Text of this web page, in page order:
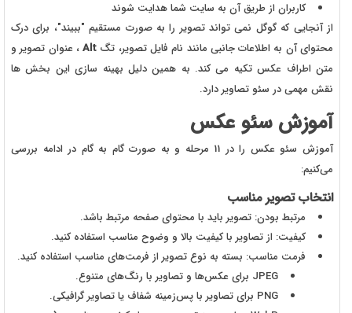
کاربران از طریق آن به سایت شما هدایت شوند
از آنجایی که گوگل نمی تواند تصویر را به صورت مستقیم "ببیند"، برای درک
محتوای آن به اطلاعات جانبی مانند نام فایل تصویر، تگ Alt ، عنوان تصویرو
متن اطراف عکس تکیه می کند. به همین دلیل بهینه سازی این بخش ها
نقش مهمی در سئو تصاویر دارد.
آموزش سئو عکس
آموزش سئو عکس را در 11 مرحله و به صورت گام به گام در ادامه بررسی
می‌کنیم:
انتخاب تصویر مناسب
مرتبط بودن: تصویر باید با محتوای صفحه مرتبط باشد.
کیفیت: از تصاویر با کیفیت بالا و وضوح مناسب استفاده کنید.
فرمت مناسب: بسته به نوع تصویر از فرمت‌های مناسب استفاده کنید.
JPEG برای عکس‌ها و تصاویر با رنگ‌های متنوع.
PNG برای تصاویر با پس‌زمینه شفاف یا تصاویر گرافیکی.